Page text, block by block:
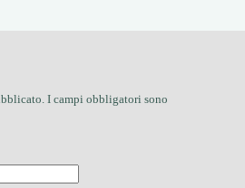
I campi obbligatori sono